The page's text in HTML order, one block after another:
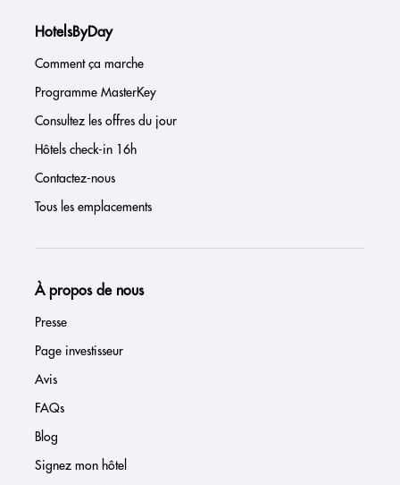
HotelsByDay
Comment ça marche
Programme MasterKey
Consultez les offres du jour
Hôtels check-in 16h
Contactez-nous
Tous les emplacements
À propos de nous
Presse
Page investisseur
Avis
FAQs
Blog
Signez mon hôtel